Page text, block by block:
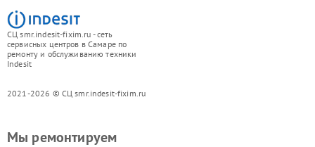
СЦ smr.indesit-fixim.ru - сеть
сервисных центров в Самаре по
ремонту и обслуживанию техники
Indesit
2021-2026 © СЦ smr.indesit-fixim.ru
Мы ремонтируем